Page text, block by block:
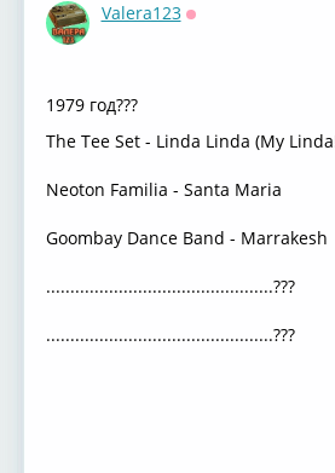
Valera123
1979 год???
The Tee Set - Linda Linda (My
Neoton Familia - Santa Maria
Goombay Dance Band - Marrakesh
...............................................???
...............................................???